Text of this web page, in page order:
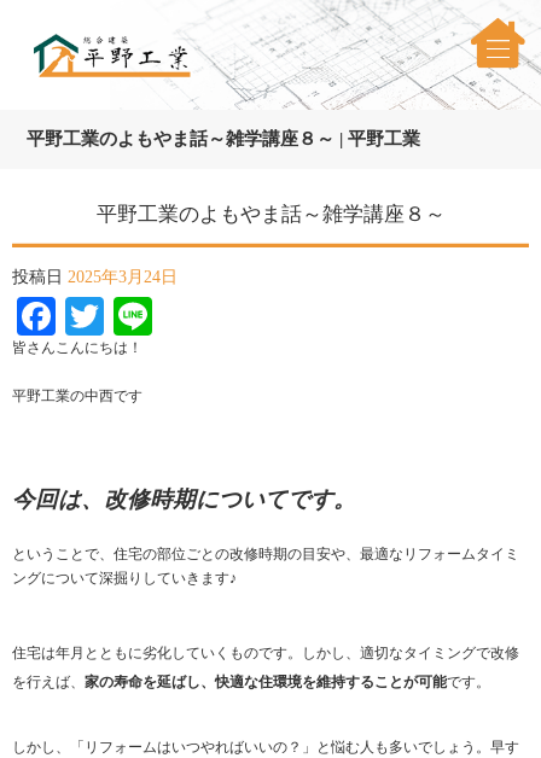
平野工業のよもやま話～雑学講座８～ | 平野工業
平野工業のよもやま話～雑学講座８～
投稿日 2025年3月24日
Facebook
Twitter
皆さんこんにちは！
平野工業の中西です
今回は、改修時期についてです。
ということで、住宅の部位ごとの改修時期の目安や、最適なリフォームタイミ
ングについて深掘りしていきます♪
住宅は年月とともに劣化していくものです。しかし、適切なタイミングで改修
を行えば、 家の寿命を延ばし、快適な住環境を維持することが可能です。
しかし、「リフォームはいつやればいいの？」と悩む人も多いでしょう。早す